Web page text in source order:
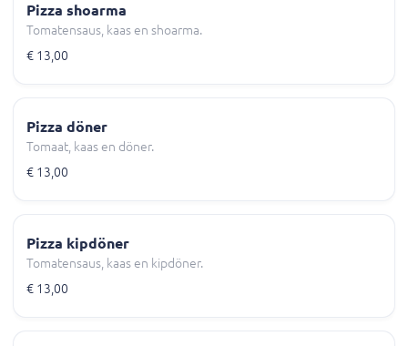
Pizza shoarma
Tomatensaus, kaas en shoarma.
€ 13,00
Pizza döner
Tomaat, kaas en döner.
€ 13,00
Pizza kipdöner
Tomatensaus, kaas en kipdöner.
€ 13,00